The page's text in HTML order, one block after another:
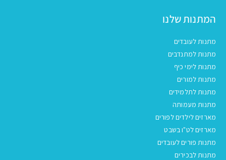
המתנות שלנו
מתנות לעובדים
מתנות למתנדבים
מתנות לימי כיף
מתנות למורים
מתנות לתלמידים
מתנות מעמותה
מארזים לילדים לפורים
מארזים לט"ו בשבט
מתנות פורים לעובדים
מתנות לבכירים